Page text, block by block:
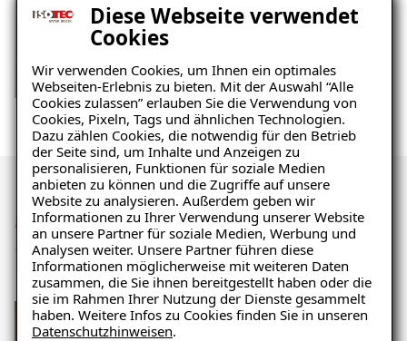
Diese Webseite verwendet
Cookies
Wir verwenden Cookies, um Ihnen ein optimales
Webseiten-Erlebnis zu bieten. Mit der Auswahl “Alle
Cookies zulassen” erlauben Sie die Verwendung von
Cookies, Pixeln, Tags und ähnlichen Technologien.
Dazu zählen Cookies, die notwendig für den Betrieb
der Seite sind, um Inhalte und Anzeigen zu
personalisieren, Funktionen für soziale Medien
anbieten zu können und die Zugriffe auf unsere
Website zu analysieren. Außerdem geben wir
Informationen zu Ihrer Verwendung unserer Website
an unsere Partner für soziale Medien, Werbung und
Analysen weiter. Unsere Partner führen diese
Informationen möglicherweise mit weiteren Daten
zusammen, die Sie ihnen bereitgestellt haben oder die
sie im Rahmen Ihrer Nutzung der Dienste gesammelt
haben. Weitere Infos zu Cookies finden Sie in unseren
Datenschutzhinweisen.
Mehr Eindrücke der
Sanierung
Ratgeber „Sofort-Tipps gegen
Feuchtigkeit“
– jetzt kostenlos
herunterladen!